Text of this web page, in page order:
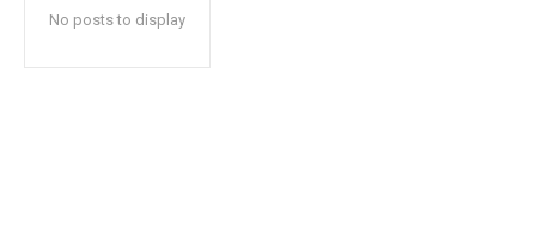
No posts to display